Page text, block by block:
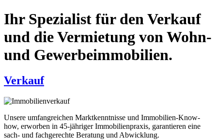
Ihr Spezialist für den Verkauf
und die Vermietung von Wohn-
und Gewerbeimmobilien.
Verkauf
Unsere umfangreichen Marktkenntnisse und Immobilien-Know-
how, erworben in 45-jähriger Immobilienpraxis, garantieren eine
sach- und fachgerechte Beratung und Abwicklung.